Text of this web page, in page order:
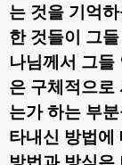
는 것을 기억
한 것들이 그
나님께서 그들
은 구체적으로
는가 하는 부
타내신 방법에